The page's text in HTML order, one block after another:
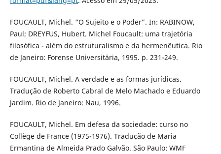
FOUCAULT, Michel. “O Sujeito e o Poder”. In: RABINOW,
Paul; DREYFUS, Hubert. Michel Foucault: uma trajetória
filosófica - além do estruturalismo e da hermenêutica. Rio
de Janeiro: Forense Universitária, 1995. p. 231-249.
FOUCAULT, Michel. A verdade e as formas jurídicas.
Tradução de Roberto Cabral de Melo Machado e Eduardo
Jardim. Rio de Janeiro: Nau, 1996.
FOUCAULT, Michel. Em defesa da sociedade: curso no
Collège de France (1975-1976). Tradução de Maria
Ermantina de Almeida Prado Galvão. São Paulo: WMF